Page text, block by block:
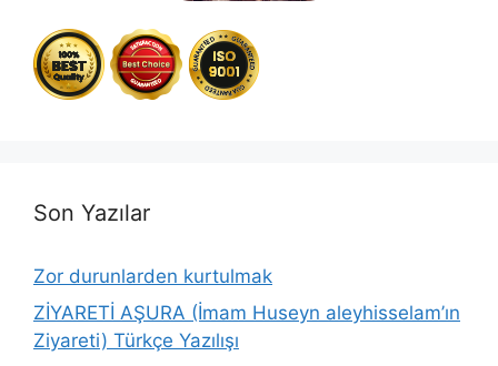
Son Yazılar
Zor durunlarden kurtulmak
ZİYARETİ AŞURA (İmam Huseyn aleyhisselam’ın
Ziyareti) Türkçe Yazılışı